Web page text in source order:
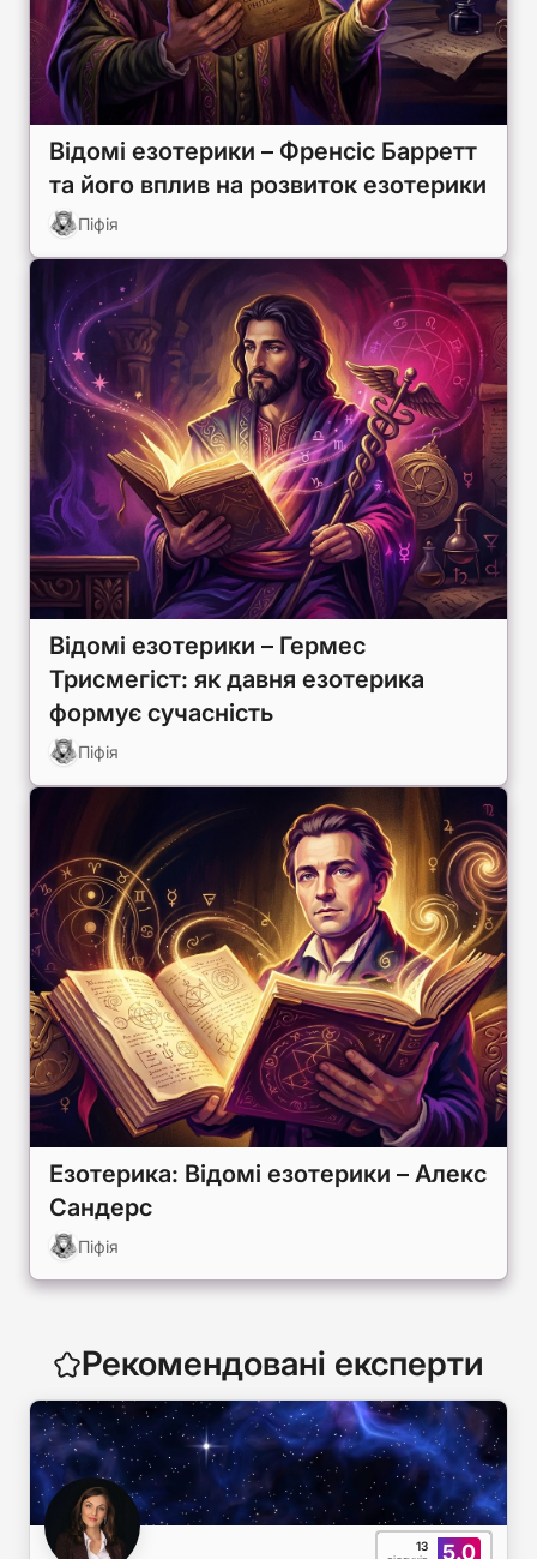
Відомі езотерики – Френсіс Барретт
та його вплив на розвиток езотерики
Піфія
Відомі езотерики – Гермес
Трисмегіст: як давня езотерика
формує сучасність
Піфія
Езотерика: Відомі езотерики – Алекс
Сандерс
Піфія
Рекомендовані експерти
5.0
13